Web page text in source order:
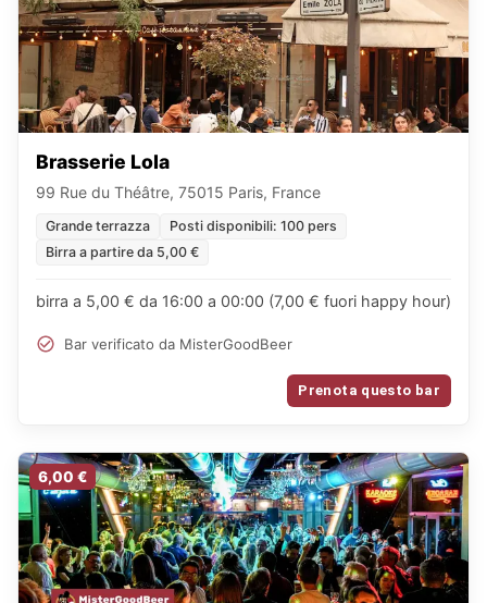
Brasserie Lola
99 Rue du Théâtre, 75015 Paris, France
Grande terrazza
Posti disponibili: 100 pers
Birra a partire da 5,00 €
birra a 5,00 € da 16:00 a 00:00 (7,00 € fuori happy hour)
Bar verificato da MisterGoodBeer
Prenota questo bar
6,00 €